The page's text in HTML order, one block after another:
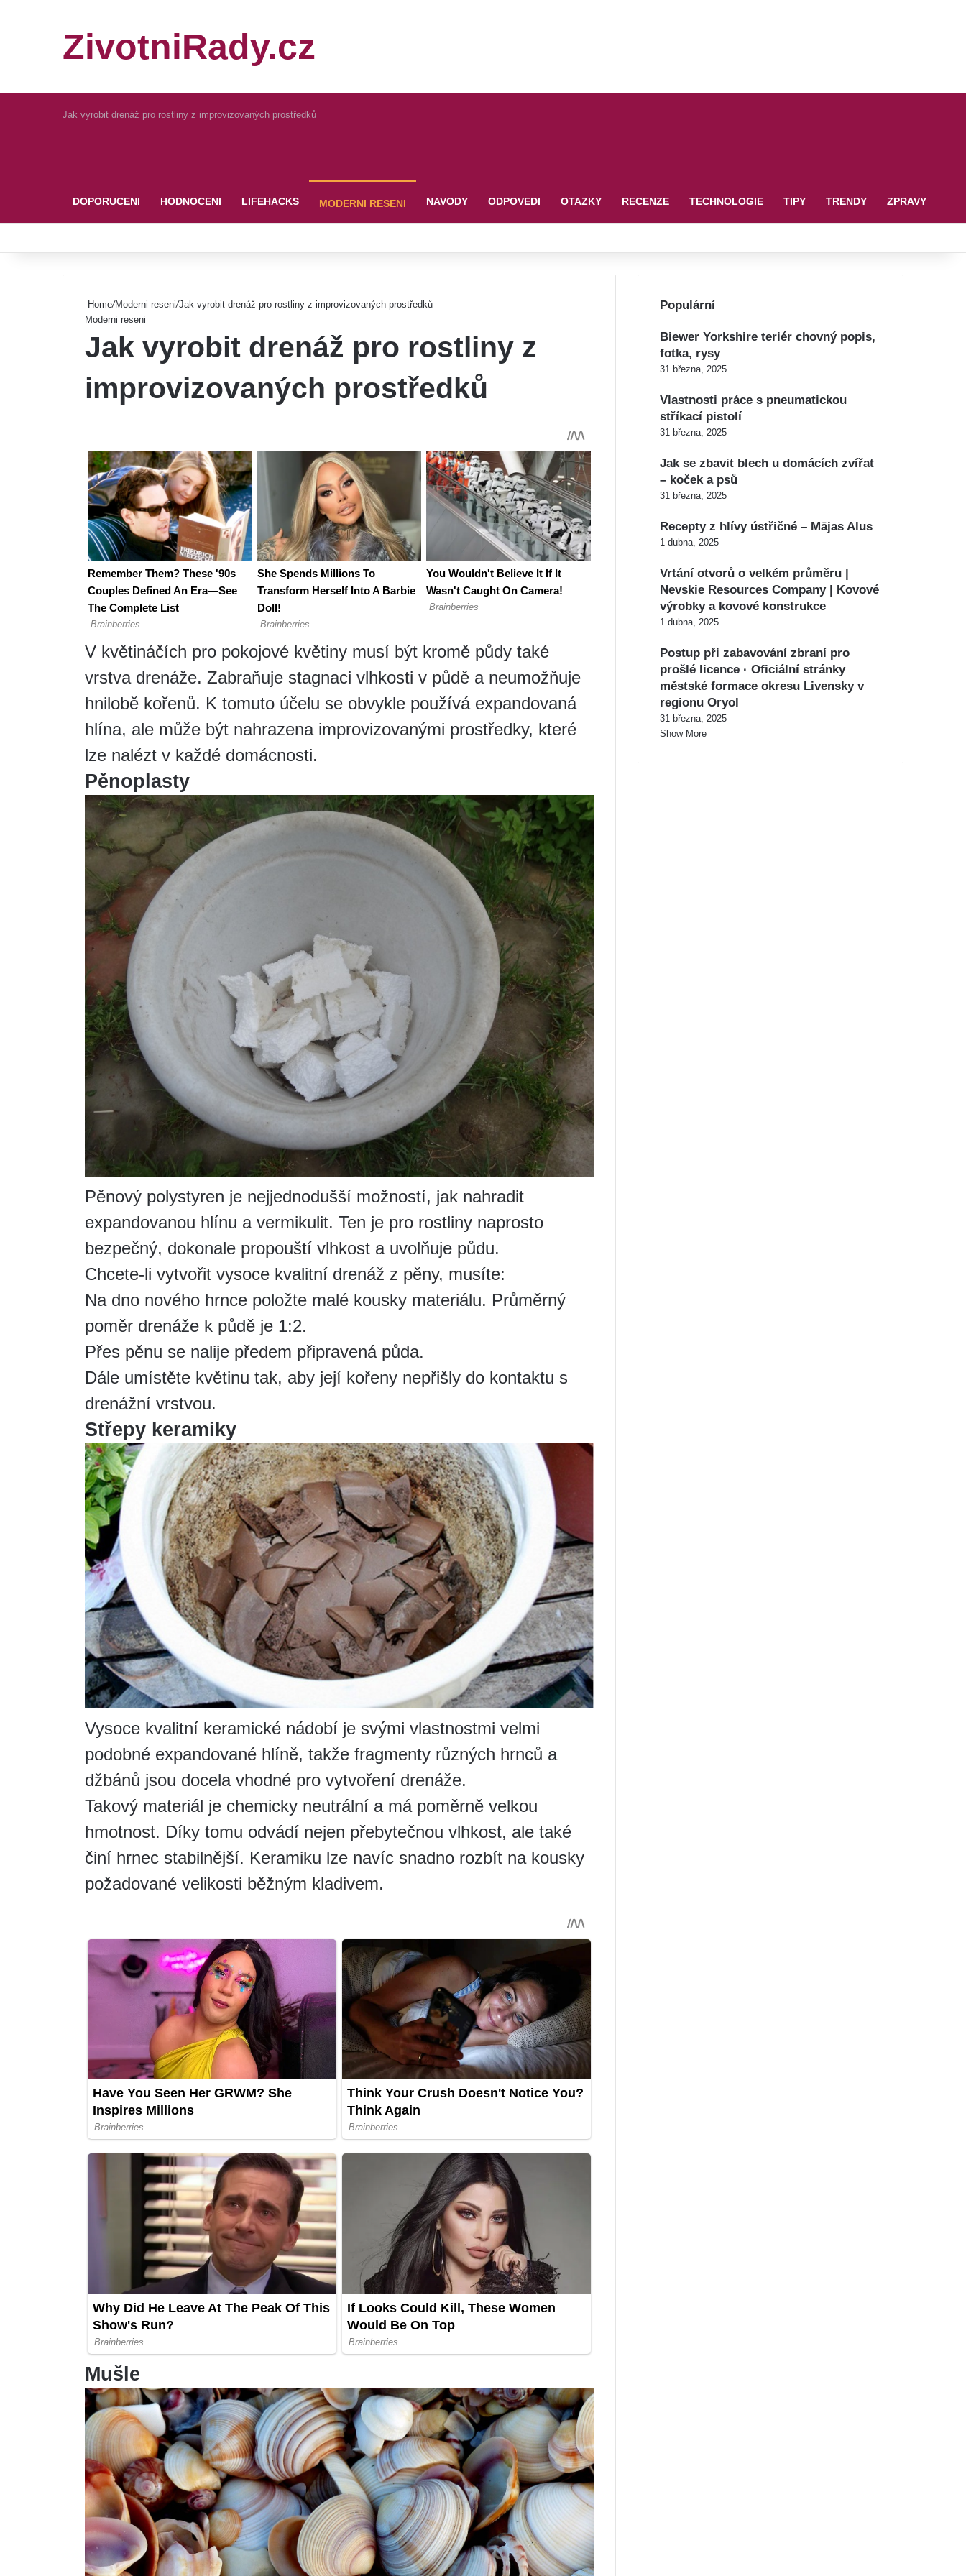
ZivotniRady.cz
Jak vyrobit drenáž pro rostliny z improvizovaných prostředků
DOPORUCENI HODNOCENI LIFEHACKS MODERNI RESENI NAVODY ODPOVEDI OTAZKY RECENZE TECHNOLOGIE TIPY TRENDY ZPRAVY
Home/Moderni reseni/Jak vyrobit drenáž pro rostliny z improvizovaných prostředků
Moderni reseni
Jak vyrobit drenáž pro rostliny z
improvizovaných prostředků
V květináčích pro pokojové květiny musí být kromě půdy také
vrstva drenáže. Zabraňuje stagnaci vlhkosti v půdě a neumožňuje
hnilobě kořenů. K tomuto účelu se obvykle používá expandovaná
hlína, ale může být nahrazena improvizovanými prostředky, které
lze nalézt v každé domácnosti.
Pěnoplasty
Pěnový polystyren je nejjednodušší možností, jak nahradit
expandovanou hlínu a vermikulit. Ten je pro rostliny naprosto
bezpečný, dokonale propouští vlhkost a uvolňuje půdu.
Chcete-li vytvořit vysoce kvalitní drenáž z pěny, musíte:
Na dno nového hrnce položte malé kousky materiálu. Průměrný
poměr drenáže k půdě je 1:2.
Přes pěnu se nalije předem připravená půda.
Dále umístěte květinu tak, aby její kořeny nepřišly do kontaktu s
drenážní vrstvou.
Střepy keramiky
Vysoce kvalitní keramické nádobí je svými vlastnostmi velmi
podobné expandované hlíně, takže fragmenty různých hrnců a
džbánů jsou docela vhodné pro vytvoření drenáže.
Takový materiál je chemicky neutrální a má poměrně velkou
hmotnost. Díky tomu odvádí nejen přebytečnou vlhkost, ale také
činí hrnec stabilnější. Keramiku lze navíc snadno rozbít na kousky
požadované velikosti běžným kladivem.
Mušle
Populární
Biewer Yorkshire teriér chovný popis,
fotka, rysy
31 března, 2025
Vlastnosti práce s pneumatickou
stříkací pistolí
31 března, 2025
Jak se zbavit blech u domácích zvířat
– koček a psů
31 března, 2025
Recepty z hlívy ústřičné – Mājas Alus
1 dubna, 2025
Vrtání otvorů o velkém průměru |
Nevskie Resources Company | Kovové
výrobky a kovové konstrukce
1 dubna, 2025
Postup při zabavování zbraní pro
prošlé licence · Oficiální stránky
městské formace okresu Livensky v
regionu Oryol
31 března, 2025
Show More